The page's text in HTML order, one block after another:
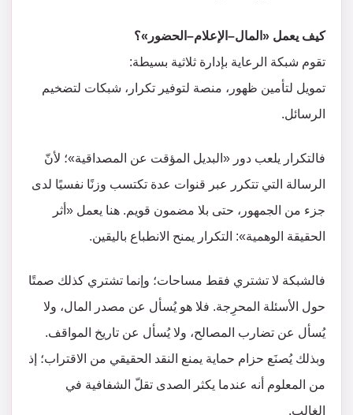
كيف يعمل «المال–الإعلام–الحضور»؟
تقوم شبكة الرعاية بإدارة ثلاثية بسيطة:
تمويل لتأمين ظهور، منصة لتوفير تكرار، شبكات لتضخيم
الرسائل.
فالتكرار يلعب دور «البديل المؤقت عن المصداقية»؛ لأنّ
الرسالة التي تتكرر عبر قنوات عدة تكتسب وزنًا نفسيًا لدى
جزء من الجمهور، حتى بلا مضمون قويم. هنا يعمل «أثر
الحقيقة الوهمية»: التكرار يمنح الانطباع باليقين.
فالشبكة لا تشتري فقط مساحات؛ وإنما تشتري كذلك صمتًا
حول الأسئلة المحرِجة. فلا هو يُسأل عن مصدر المال، ولا
يُسأل عن تضارب المصالح، ولا يُسأل عن تاريخ المواقف.
وبذلك يُصنَع حزام حماية يمنع النقد الحقيقي من الاقتراب؛ إذ
من المعلوم أنه عندما يكثر الصدى تقلّ الشفافية في
الغالب.